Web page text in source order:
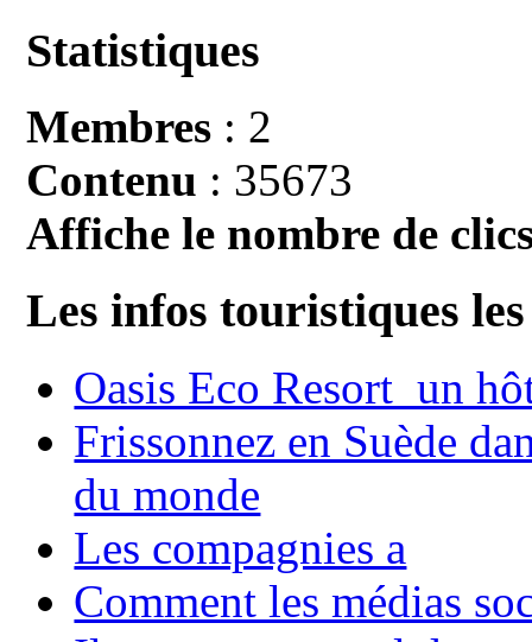
Statistiques
Membres : 2
Contenu : 35673
Affiche le nombre de
Les infos touristiques
Oasis Eco Resort un
Frissonnez en Suède
du monde
Les compagnies a
Comment les médias